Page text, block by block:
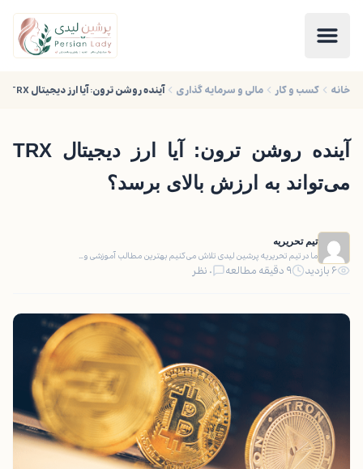
خانه کسب و کار مالی و سرمایه گذاری آینده روشن ترون: آیا ارز دیجیتال TRX می‌تواند به ارزش بالای برسد؟
آینده روشن ترون: آیا ارز دیجیتال TRX
می‌تواند به ارزش بالای برسد؟
تیم تحریریه
ما در تیم تحریریه پرشین لیدی تلاش می‌کنیم بهترین مطالب آموزشی و…
۶ بازدید ۹ دقیقه مطالعه ۰ نظر